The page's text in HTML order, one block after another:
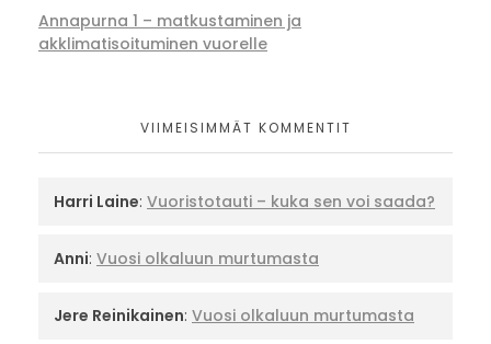
Annapurna 1 – matkustaminen ja
akklimatisoituminen vuorelle
VIIMEISIMMÄT KOMMENTIT
Harri Laine: Vuoristotauti – kuka sen voi saada?
Anni: Vuosi olkaluun murtumasta
Jere Reinikainen: Vuosi olkaluun murtumasta